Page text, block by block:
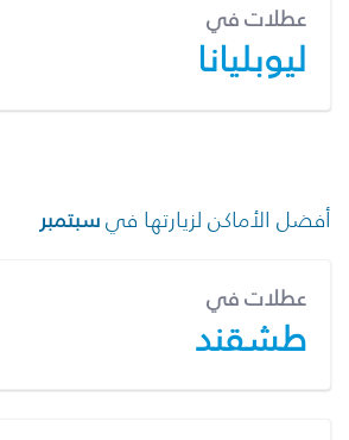
عطلات في
ليوبليانا
أفضل الأماكن لزيارتها فيسبتمبر
عطلات في
طشقند